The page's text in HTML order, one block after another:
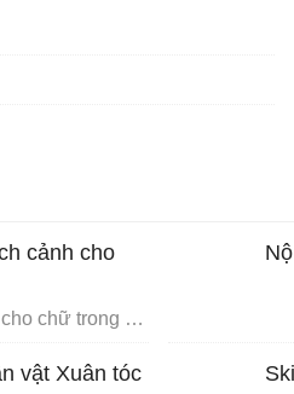
cảnh cho
Phân tích cảnh cho chữ trong Chữ người tử tù
vật Xuân tóc